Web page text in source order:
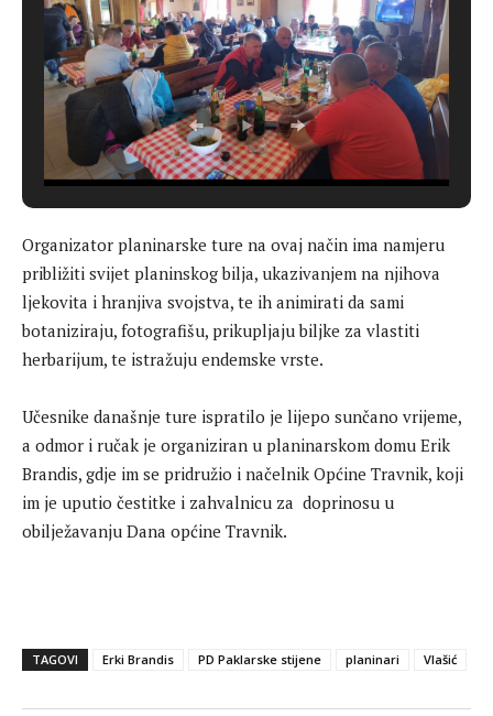
Organizator planinarske ture na ovaj način ima namjeru
približiti svijet planinskog bilja, ukazivanjem na njihova
ljekovita i hranjiva svojstva, te ih animirati da sami
botaniziraju, fotografišu, prikupljaju biljke za vlastiti
herbarijum, te istražuju endemske vrste.
Učesnike današnje ture ispratilo je lijepo sunčano vrijeme,
a odmor i ručak je organiziran u planinarskom domu Erik
Brandis, gdje im se pridružio i načelnik Općine Travnik, koji
im je uputio čestitke i zahvalnicu za doprinosu u
obilježavanju Dana općine Travnik.
TAGOVI Erki Brandis PD Paklarske stijene planinari Vlašić